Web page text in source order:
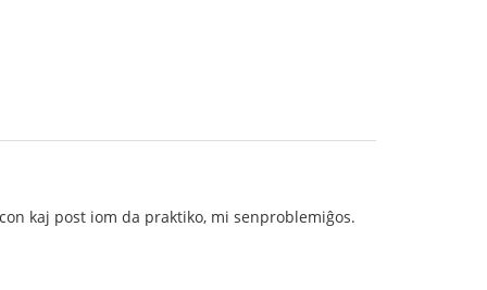
kaj post iom da praktiko, mi senproblemiĝos.